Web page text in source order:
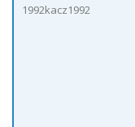
1992kacz1992